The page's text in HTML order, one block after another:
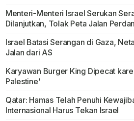
Menteri-Menteri Israel Serukan
Dilanjutkan, Tolak Peta Jalan
Israel Batasi Serangan di Gaza,
Jalan dari AS
Karyawan Burger King Dipecat
Palestine’
Qatar: Hamas Telah Penuhi
Internasional Harus Tekan Israel